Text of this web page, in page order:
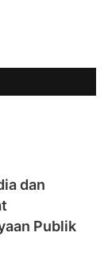
dan
Publik